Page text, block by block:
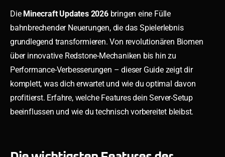
Die Minecraft Updates 2026bringen eine Fülle
bahnbrechender Neuerungen, die das Spielerlebnis
grundlegend transformieren. Von revolutionären Biomen
über innovative Redstone-Mechaniken bis hin zu
Performance-Verbesserungen – dieser Guide zeigt dir
komplett, was dich erwartet und wie du optimal davon
profitierst. Erfahre, welche Features dein Server-Setup
beeinflussen und wie du technisch vorbereitet bleibst.